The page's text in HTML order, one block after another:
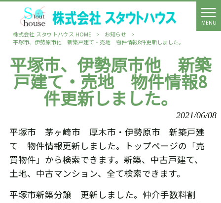
MENU
株式会社 スタウトハウス HOME
> お知らせ
>
平塚市、伊勢原市他 新築戸建て・売地 物件情報8件更新しました。
平塚市、伊勢原市他 新築
戸建て・売地 物件情報8
件更新しました。
2021/06/08
平塚市 茅ヶ崎市 厚木市・伊勢原市 新築戸建
て 物件情報更新しました。トップページの「売
買物件」から検索できます。新築、中古戸建て、
土地、中古マンション、全て検索できます。
平塚市新築分譲 更新しました。仲介手数料割